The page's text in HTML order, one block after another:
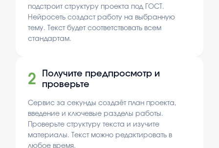
подстроит структуру проекта под ГОСТ.
Нейросеть создаст работу на выбранную
тему. Текст будет соответствовать всем
стандартам.
2
Получите предпросмотр и
проверьте
Сервис за секунды создаёт план проекта,
введение и ключевые разделы работы.
Проверьте структуру текста и изучите
материалы. Текст можно редактировать в
любое время.